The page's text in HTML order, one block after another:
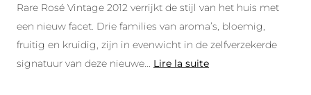
Rare Rosé Vintage 2012 verrijkt de stijl van het huis met
een nieuw facet. Drie families van aroma’s, bloemig,
fruitig en kruidig, zijn in evenwicht in de zelfverzekerde
signatuur van deze nieuwe
Lire la suite